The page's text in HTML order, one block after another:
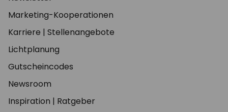
Marketing-Kooperationen
Karriere | Stellenangebote
Lichtplanung
Gutscheincodes
Newsroom
Inspiration | Ratgeber